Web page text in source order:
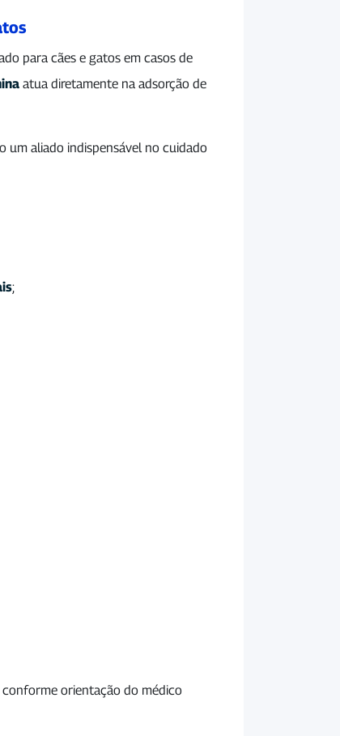
para cães e gatos em casos de
atua diretamente na adsorção de
um aliado indispensável no cuidado
;
orientação do médico